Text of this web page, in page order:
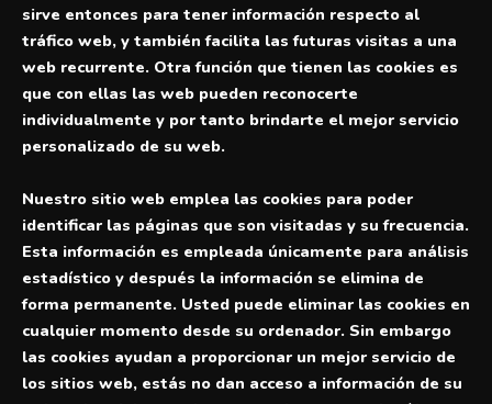
sirve entonces para tener información respecto al
tráfico web, y también facilita las futuras visitas a una
web recurrente. Otra función que tienen las cookies es
que con ellas las web pueden reconocerte
individualmente y por tanto brindarte el mejor servicio
personalizado de su web.
Nuestro sitio web emplea las cookies para poder
identificar las páginas que son visitadas y su frecuencia.
Esta información es empleada únicamente para análisis
estadístico y después la información se elimina de
forma permanente. Usted puede eliminar las cookies en
cualquier momento desde su ordenador. Sin embargo
las cookies ayudan a proporcionar un mejor servicio de
los sitios web, estás no dan acceso a información de su